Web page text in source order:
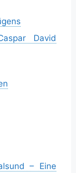
David
– Eine